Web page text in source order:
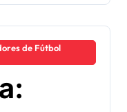
de Fútbol